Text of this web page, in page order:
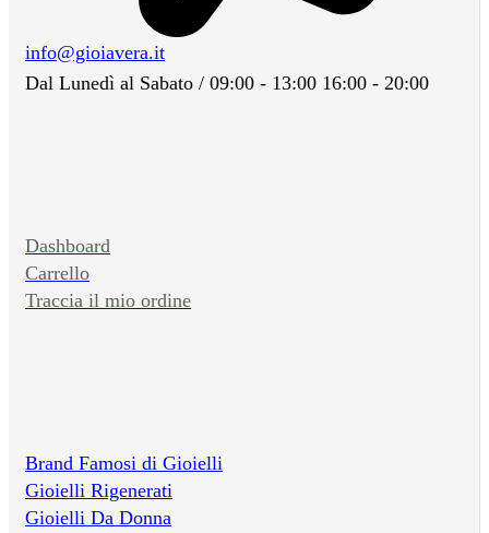
info@gioiavera.it
Dal Lunedì al Sabato / 09:00 - 13:00 16:00 - 20:00
Dashboard
Carrello
Traccia il mio ordine
Brand Famosi di Gioielli
Gioielli Rigenerati
Gioielli Da Donna